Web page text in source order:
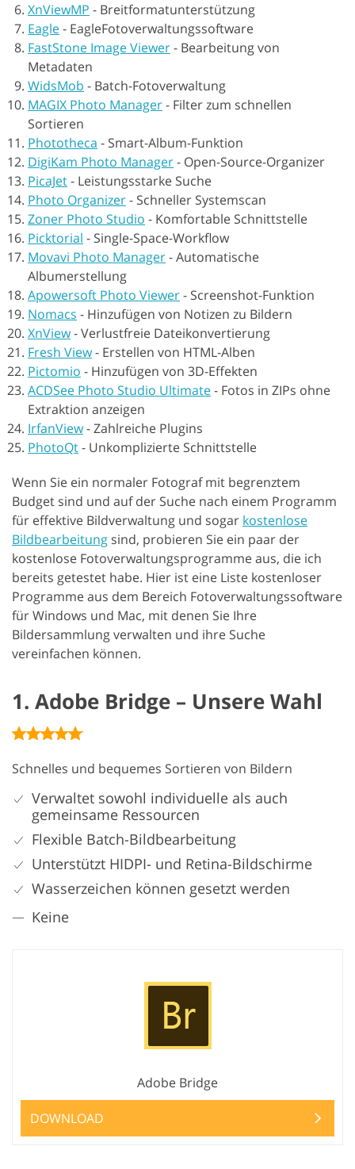
XnViewMP - Breitformatunterstützung
Eagle- EagleFotoverwaltungssoftware
FastStone Image Viewer- Bearbeitung von
Metadaten
WidsMob - Batch-Fotoverwaltung
MAGIX Photo Manager- Filter zum schnellen
Sortieren
Phototheca - Smart-Album-Funktion
DigiKam Photo Manager- Open-Source-Organizer
PicaJet- Leistungsstarke Suche
Photo Organizer- Schneller Systemscan
Zoner Photo Studio - Komfortable Schnittstelle
Picktorial - Single-Space-Workflow
Movavi Photo Manager-Automatische
Albumerstellung
Apowersoft Photo Viewer- Screenshot-Funktion
Nomacs - Hinzufügen von Notizen zu Bildern
XnView-Verlustfreie Dateikonvertierung
Fresh View- Erstellen von HTML-Alben
Pictomio - Hinzufügen von 3D-Effekten
ACDSee Photo Studio Ultimate- Fotos in ZIPs ohne
Extraktion anzeigen
IrfanView-Zahlreiche Plugins
PhotoQt- Unkomplizierte Schnittstelle
Wenn Sie ein normaler Fotograf mit begrenztem
Budget sind und auf der Suche nach einem Programm
für effektive Bildverwaltung und sogar kostenlose
Bildbearbeitung sind, probieren Sie ein paar der
kostenlose Fotoverwaltungsprogramme aus, die ich
bereits getestet habe. Hier ist eine Liste kostenloser
Programme aus dem Bereich Fotoverwaltungssoftware
für Windows und Mac, mit denen Sie Ihre
Bildersammlung verwalten und ihre Suche
vereinfachen können.
1. Adobe Bridge – Unsere Wahl
Schnelles und bequemes Sortieren von Bildern
Verwaltet sowohl individuelle als auch
gemeinsame Ressourcen
Flexible Batch-Bildbearbeitung
Unterstützt HIDPI- und Retina-Bildschirme
Wasserzeichen können gesetzt werden
Keine
Adobe Bridge
DOWNLOAD